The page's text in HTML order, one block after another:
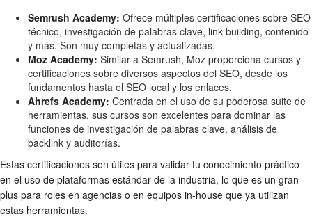
Semrush Academy: Ofrece múltiples certificaciones sobre SEO
técnico, investigación de palabras clave, link building, contenido
y más. Son muy completas y actualizadas.
Moz Academy: Similar a Semrush, Moz proporciona cursos y
certificaciones sobre diversos aspectos del SEO, desde los
fundamentos hasta el SEO local y los enlaces.
Ahrefs Academy: Centrada en el uso de su poderosa suite de
herramientas, sus cursos son excelentes para dominar las
funciones de investigación de palabras clave, análisis de
backlink y auditorías.
Estas certificaciones son útiles para validar tu conocimiento práctico
en el uso de plataformas estándar de la industria, lo que es un gran
plus para roles en agencias o en equipos in-house que ya utilizan
estas herramientas.